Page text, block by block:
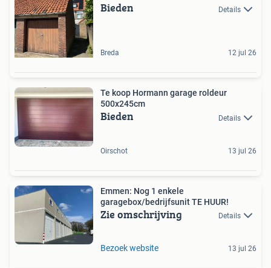
Bieden Details
Breda 12 jul 26
Te koop Hormann garage roldeur
500x245cm
Bieden Details
Oirschot 13 jul 26
Emmen: Nog 1 enkele
garagebox/bedrijfsunit TE HUUR!
Zie omschrijving Details
Bezoek website 13 jul 26